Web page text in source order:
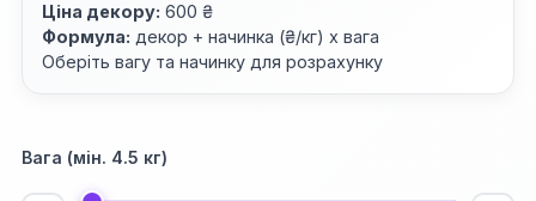
Ціна декору: 600 ₴
Формула: декор + начинка (₴/кг) x вага
Оберіть вагу та начинку для розрахунку
Вага (мін. 4.5 кг)